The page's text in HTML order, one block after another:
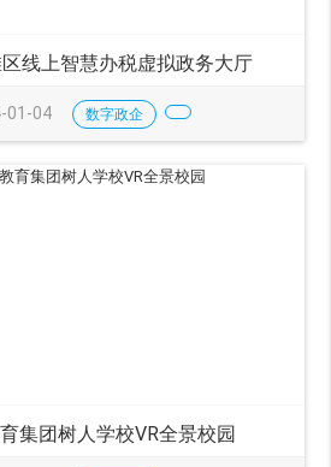
线上智慧办税虚拟政务大厅
01-04 数字政企
集团树人学校VR全景校园